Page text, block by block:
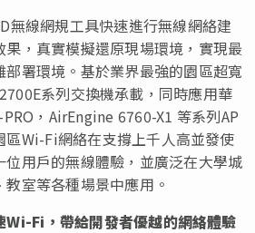
無線網規工具快速進行無線網絡建
，真實模擬還原現場環境，實現最
署環境。基於業界最強的園區超寬
系列交換機承載，同時應用華
，AirEngine 6760-X1 等系列AP
區Wi-Fi網絡在支撐上千人高並發使
位用戶的無線體驗，並廣泛在大學城
室等各種場景中應用。
Wi-Fi，帶給開發者優越的網絡體驗